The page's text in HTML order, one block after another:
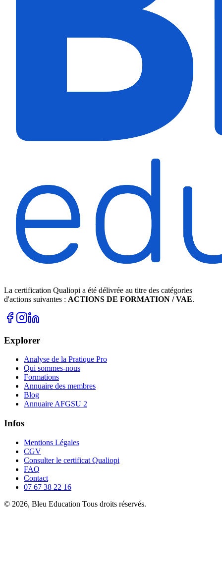
La certification Qualiopi a été délivrée au titre des catégories
d'actions suivantes : ACTIONS DE FORMATION / VAE.
Explorer
Analyse de la Pratique Pro
Qui sommes-nous
Formations
Annuaire des membres
Blog
Annuaire AFGSU 2
Infos
Mentions Légales
CGV
Consulter le certificat Qualiopi
FAQ
Contact
07 67 38 22 16
© 2026, Bleu Education Tous droits réservés.